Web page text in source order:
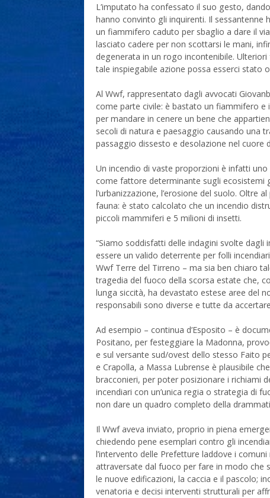
L’imputato ha confessato il suo gesto,
hanno convinto gli inquirenti. Il sessantenne
un fiammifero caduto per sbaglio a dare il
lasciato cadere per non scottarsi le mani,
degenerata in un rogo incontenibile.
tale inspiegabile azione possa esserci stato
Al Wwf, rappresentato dagli avvocati
come parte civile: è bastato un fiammifero e
per mandare in cenere un bene che
secoli di natura e paesaggio causando una
passaggio dissesto e desolazione nel cuore
Un incendio di vaste proporzioni è infatti
come fattore determinante sugli ecosistemi
l’urbanizzazione, l’erosione del suolo. Oltre
fauna: è stato calcolato che un incendio
piccoli mammiferi e 5 milioni di insetti.
“Siamo soddisfatti delle indagini svolte dagli
essere un valido deterrente per folli
Wwf Terre del Tirreno – ma sia ben chiaro
tragedia del fuoco della scorsa estate che,
lunga siccità, ha devastato estese aree del
responsabili sono diverse e tutte da
Ad esempio – continua d’Esposito – è
Positano, per festeggiare la Madonna,
e sul versante sud/ovest dello stesso Faito
e Crapolla, a Massa Lubrense è plausibile
bracconieri, per poter posizionare i richiami
incendiari con un’unica regia o strategia di
non dare un quadro completo della
Il Wwf aveva inviato, proprio in piena
chiedendo pene esemplari contro gli
l’intervento delle Prefetture laddove i
attraversate dal fuoco per fare in modo che
le nuove edificazioni, la caccia e il pascolo;
venatoria e decisi interventi strutturali per